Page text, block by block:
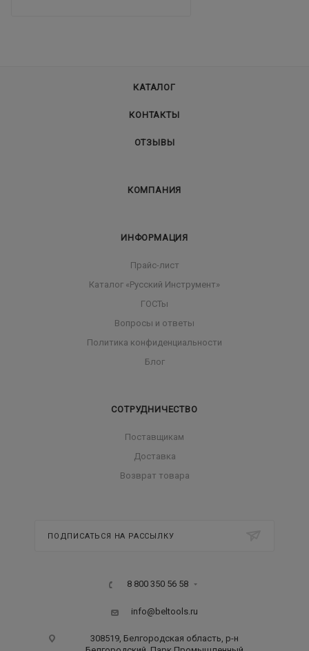
КАТАЛОГ
КОНТАКТЫ
ОТЗЫВЫ
КОМПАНИЯ
ИНФОРМАЦИЯ
Прайс-лист
Каталог «Русский Инструмент»
ГОСТы
Вопросы и ответы
Политика конфиденциальности
Блог
СОТРУДНИЧЕСТВО
Поставщикам
Доставка
Возврат товара
ПОДПИСАТЬСЯ НА РАССЫЛКУ
8 800 350 56 58
info@beltools.ru
308519, Белгородская область, р-н